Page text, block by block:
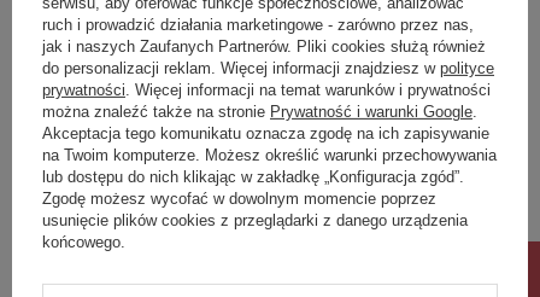
Napisz swoją opinię
Twoja ocena:
5/5
Treść twojej opinii
ruch i prowadzić działania marketingowe - zarówno przez nas,
jak i naszych Zaufanych Partnerów. Pliki cookies służą również
do personalizacji reklam. Więcej informacji znajdziesz w polityce
prywatności . Więcej informacji na temat warunków i prywatności
można znaleźć także na stronie Prywatność i warunki Google
Akceptacja tego komunikatu oznacza zgodę na ich zapisywanie
na Twoim komputerze. Możesz określić warunki przechowywania
lub dostępu do nich klikając w zakładkę „Konfiguracja zgód”.
Zgodę możesz wycofać w dowolnym momencie poprzez
usunięcie plików cookies z przeglądarki z danego urządzenia
końcowego.